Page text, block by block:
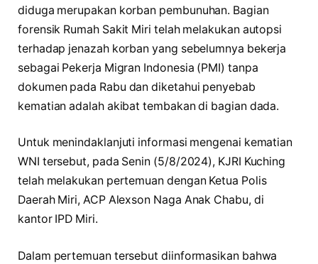
diduga merupakan korban pembunuhan. Bagian
forensik Rumah Sakit Miri telah melakukan autopsi
terhadap jenazah korban yang sebelumnya bekerja
sebagai Pekerja Migran Indonesia (PMI) tanpa
dokumen pada Rabu dan diketahui penyebab
kematian adalah akibat tembakan di bagian dada.
Untuk menindaklanjuti informasi mengenai kematian
WNI tersebut, pada Senin (5/8/2024), KJRI Kuching
telah melakukan pertemuan dengan Ketua Polis
Daerah Miri, ACP Alexson Naga Anak Chabu, di
kantor IPD Miri.
Dalam pertemuan tersebut diinformasikan bahwa